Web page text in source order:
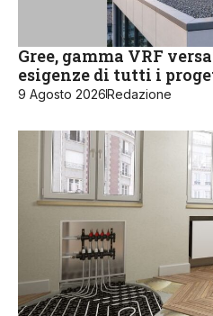
Gree, gamma VRF
esigenze di tutti i
9 Agosto 2026Redazione